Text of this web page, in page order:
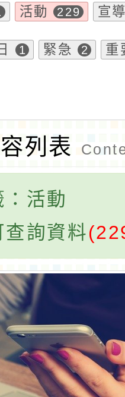
活動 229 宣
1 緊急 2 重
列表
：活動
詢資料